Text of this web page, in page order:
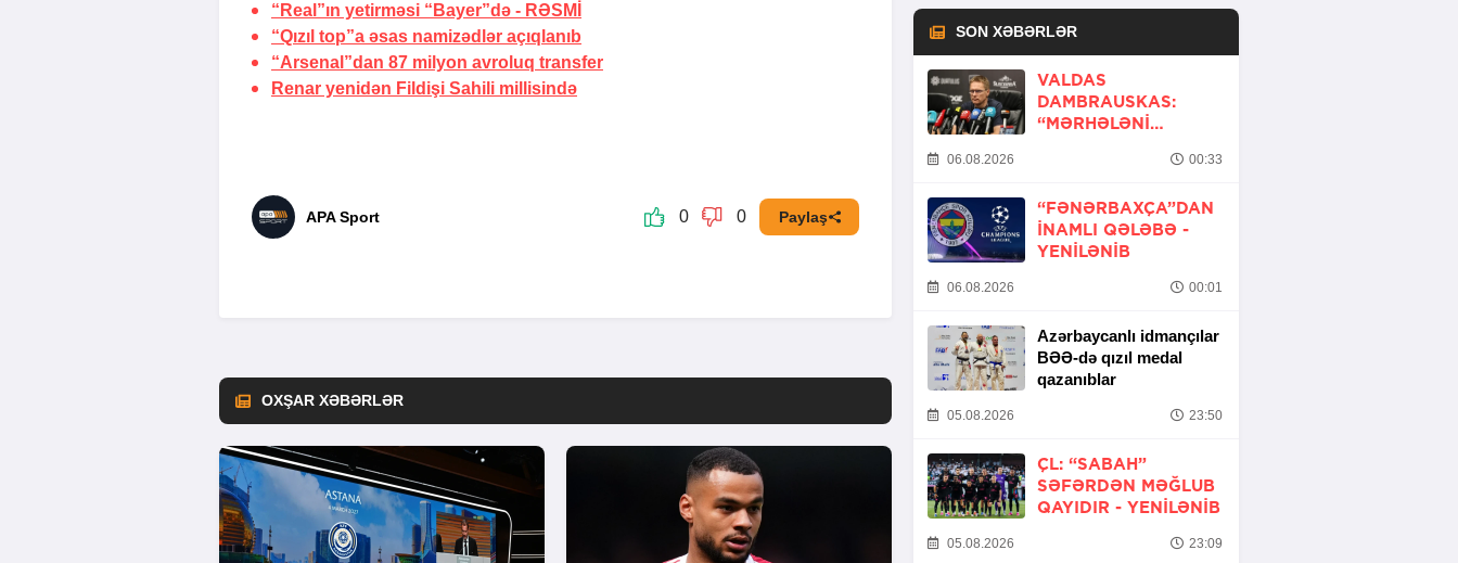
“Real”ın yetirməsi “Bayer”də - RƏSMİ
“Qızıl top”a əsas namizədlər açıqlanıb
“Arsenal”dan 87 milyon avroluq transfer
Renar yenidən Fildişi Sahili millisində
APA Sport 0 0 Paylaş
OXŞAR XƏBƏRLƏR
SON XƏBƏRLƏR
VALDAS
DAMBRAUSKAS:
“MƏRHƏLƏNI
06.08.2026 00:33
“FƏNƏRBAXÇA”DAN
INAMLI QƏLƏBƏ -
YENİLƏNİB
06.08.2026 00:01
Azərbaycanlı idmançılar
BƏƏ-də qızıl medal
qazanıblar
05.08.2026 23:50
ÇL: “SABAH”
SƏFƏRDƏN MƏĞLUB
QAYIDIR - YENİLƏNİB
05.08.2026 23:09